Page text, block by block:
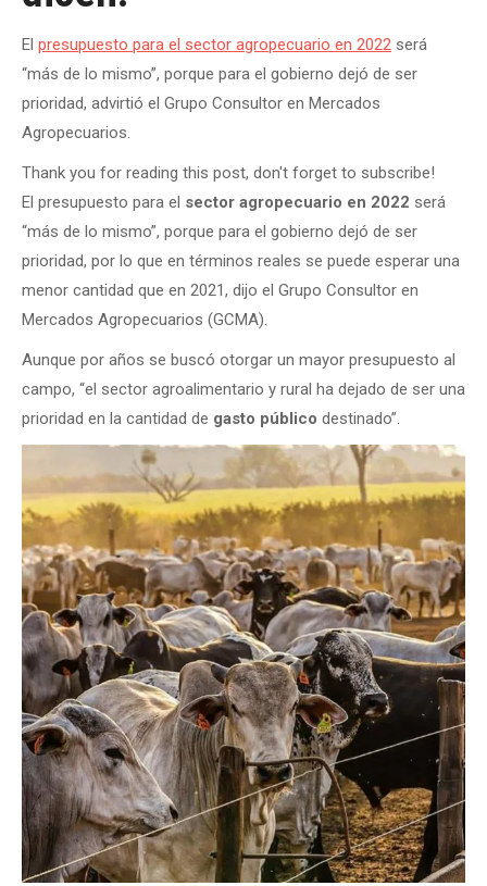
El presupuesto para el sector agropecuario en 2022 será
“más de lo mismo”, porque para el gobierno dejó de ser
prioridad, advirtió el Grupo Consultor en Mercados
Agropecuarios.
Thank you for reading this post, don't forget to subscribe!
El presupuesto para el sector agropecuario en 2022 será
“más de lo mismo”, porque para el gobierno dejó de ser
prioridad, por lo que en términos reales se puede esperar una
menor cantidad que en 2021, dijo el Grupo Consultor en
Mercados Agropecuarios (GCMA).
Aunque por años se buscó otorgar un mayor presupuesto al
campo, “el sector agroalimentario y rural ha dejado de ser una
prioridad en la cantidad de gasto público destinado”.